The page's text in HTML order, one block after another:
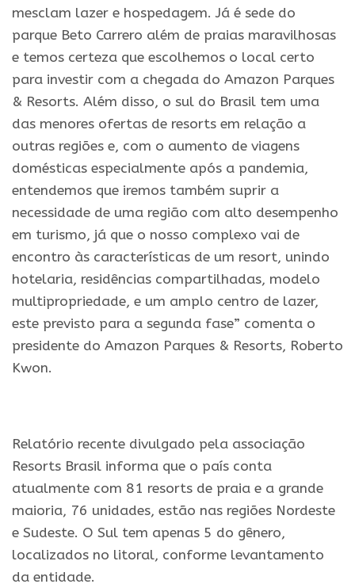
mesclam lazer e hospedagem. Já é sede do
parque Beto Carrero além de praias maravilhosas
e temos certeza que escolhemos o local certo
para investir com a chegada do Amazon Parques
& Resorts. Além disso, o sul do Brasil tem uma
das menores ofertas de resorts em relação a
outras regiões e, com o aumento de viagens
domésticas especialmente após a pandemia,
entendemos que iremos também suprir a
necessidade de uma região com alto desempenho
em turismo, já que o nosso complexo vai de
encontro às características de um resort, unindo
hotelaria, residências compartilhadas, modelo
multipropriedade, e um amplo centro de lazer,
este previsto para a segunda fase” comenta o
presidente do Amazon Parques & Resorts, Roberto
Kwon.
Relatório recente divulgado pela associação
Resorts Brasil informa que o país conta
atualmente com 81 resorts de praia e a grande
maioria, 76 unidades, estão nas regiões Nordeste
e Sudeste. O Sul tem apenas 5 do gênero,
localizados no litoral, conforme levantamento
da entidade.